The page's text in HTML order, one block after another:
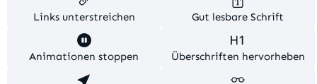
Links unterstreichen Gut lesbare Schrift
Animationen stoppen Überschriften hervorheben
Diese Website verwendet Cookies, um eine bestmögliche
Erfahrung bieten zu können.